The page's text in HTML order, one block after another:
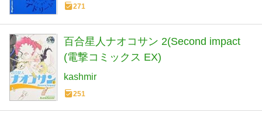
271
百合星人ナオコサン 2(Second impact
(電撃コミックス EX)
kashmir
251